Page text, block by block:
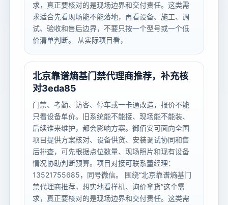
求，真正要核对的是现场边界和交付责任。这类需
求适合先看现场能不能落地，再看设备、施工、调
试、验收和售后边界，不要只按一个型号或一个低
价清单判断。 从实际项目看，
北京靠谱熵基门禁代理商推荐，补充核
对3eda85
门禁、考勤、访客、停车或一卡通改造，报价不能
只看设备单价。旧系统能不能接、现场能不能装、
后续谁来维护，都会影响方案。御佰安可面向全国
项目提供方案核对、设备供货、安装调试协同和售
后排查，可先根据点位数量、现场照片和现有设备
情况协助判断预算。项目对接可联系董经理：
13521755685，同号微信。 围绕“北京靠谱熵基门
禁代理商推荐，想实地看样机、询价拿货”这个需
求，真正要核对的是现场边界和交付责任。这类需